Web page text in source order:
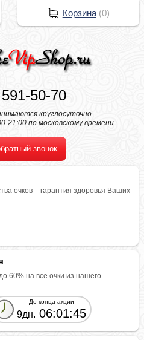
50-70
круглосуточно
21:00 по московскому времени
звонок
очков – гарантия здоровья Ваших
60% на все очки из нашего
До конца акции
9дн. 06:01:45
Корзина(0)